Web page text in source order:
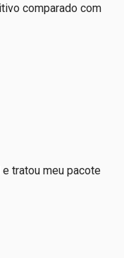
comparado com
tratou meu pacote